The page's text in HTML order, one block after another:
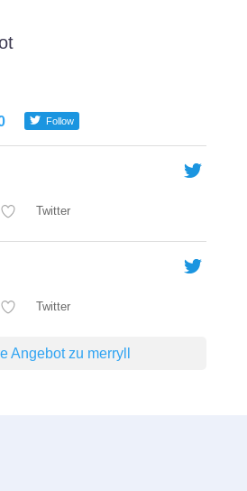
Follow
Twitter
Twitter
Angebot zu merryll